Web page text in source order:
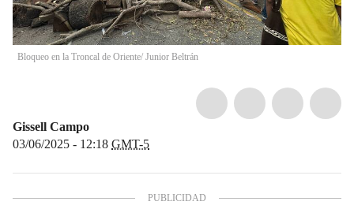
Bloqueo en la Troncal de Oriente/ Junior Beltrán
Gissell Campo
03/06/2025 - 12:18 GMT-5